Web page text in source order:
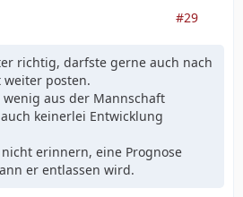
#29
richtig, darfste gerne auch nach
weiter posten.
aus der Mannschaft
keinerlei Entwicklung
erinnern, eine Prognose
er entlassen wird.